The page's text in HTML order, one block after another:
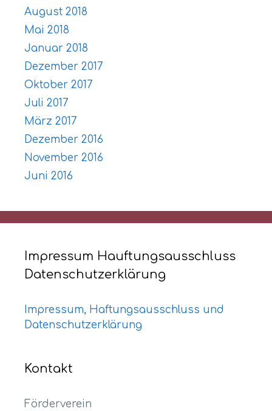
August 2018
Mai 2018
Januar 2018
Dezember 2017
Oktober 2017
Juli 2017
März 2017
Dezember 2016
November 2016
Juni 2016
Impressum Hauftungsausschluss
Datenschutzerklärung
Impressum, Haftungsausschluss und
Datenschutzerklärung
Kontakt
Förderverein